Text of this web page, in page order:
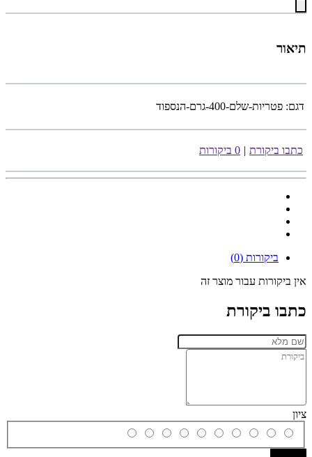
תיאור
דגם: פטריות-שלם-400-גרם-הנספוד
כתבו ביקורת | 0 ביקורות
ביקורות (0)
אין ביקורות עבור מוצר זה
כתבו ביקורת
ציון